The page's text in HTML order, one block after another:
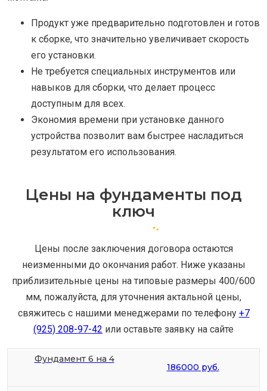
Продукт уже предварительно подготовлен и готов
к сборке, что значительно увеличивает скорость
его установки.
Не требуется специальных инструментов или
навыков для сборки, что делает процесс
доступным для всех.
Экономия времени при установке данного
устройства позволит вам быстрее насладиться
результатом его использования.
Цены на фундаменты под
ключ
Цены после заключения договора остаются
неизменными до окончания работ. Ниже указаны
приблизительные цены на типовые размеры 400/600
мм, пожалуйста, для уточнения актальной цены,
свяжитесь с нашими менеджерами по телефону +7
(925) 208-97-42 или оставьте заявку на сайте
Фундамент 6 на 4
186000 руб.